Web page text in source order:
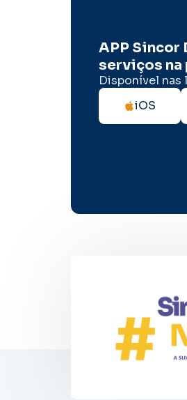
APP Sincor
serviços na
Disponível nas
iOS